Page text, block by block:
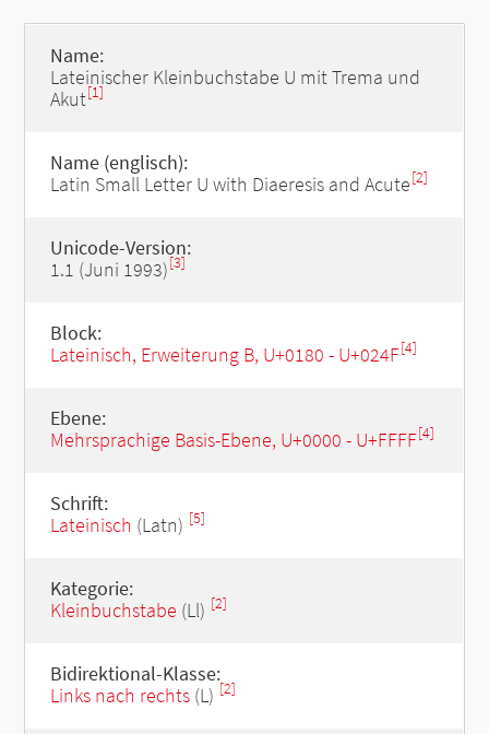
Name:
Lateinischer Kleinbuchstabe U mit Trema und
Akut[1]
Name (englisch):
Latin Small Letter U with Diaeresis and Acute[2]
Unicode-Version:
1.1 (Juni 1993)[3]
Block:
Lateinisch, Erweiterung B, U+0180 - U+024F[4]
Ebene:
Mehrsprachige Basis-Ebene, U+0000 - U+FFFF[4]
Schrift:
Lateinisch (Latn) [5]
Kategorie:
Kleinbuchstabe (Ll) [2]
Bidirektional-Klasse:
Links nach rechts(L) [2]